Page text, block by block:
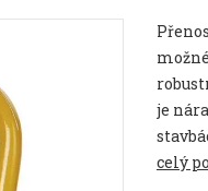
je
celý